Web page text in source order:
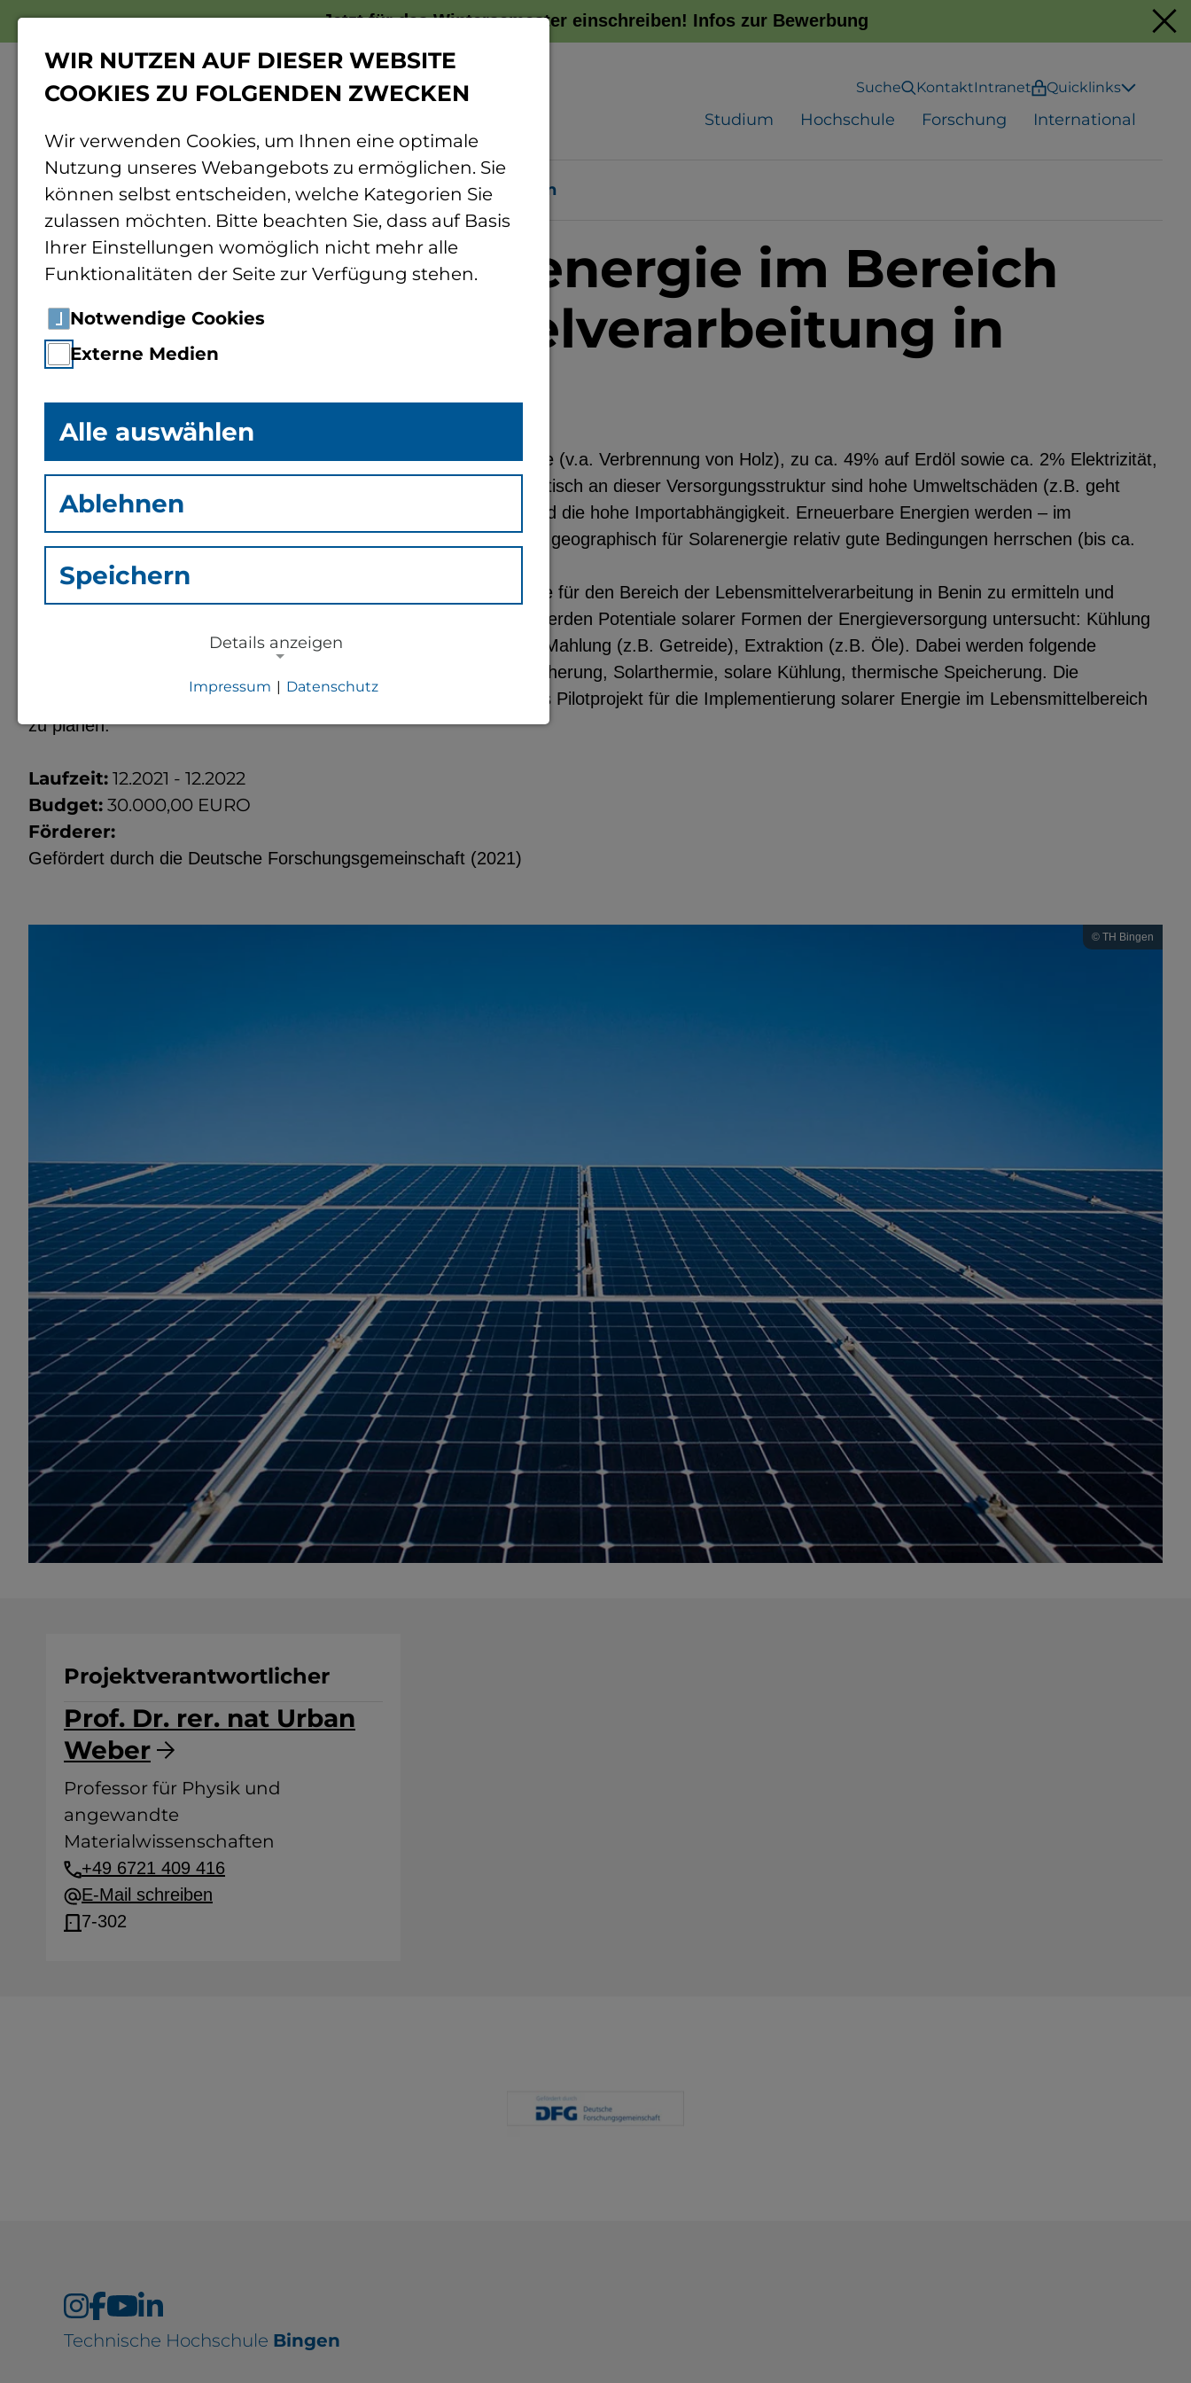
Jetzt für das Wintersemester einschreiben! Infos zur Bewerbung
Suche KontaktIntranet Quicklinks
Studium Hochschule Forschung International
Home Forschung Rund ums Forschen Projekte Benin
Potential für Solarenergie im Bereich
der Nahrungsmittelverarbeitung in
Benin
Die Energieversorgung von Benin beruht zu ca. 49% auf Biomasse (v.a. Verbrennung von Holz), zu ca. 49% auf Erdöl sowie ca. 2% Elektrizität,
die überwiegend aus Ghana und Nigeria importiert wird. Problematisch an dieser Versorgungsstruktur sind hohe Umweltschäden (z.B. geht
Biomassenutzung auf Kosten der Savannen- und Waldflächen) und die hohe Importabhängigkeit. Erneuerbare Energien werden – im
afrikanischen Vergleich – in Benin noch sehr wenig genutzt, wobei geographisch für Solarenergie relativ gute Bedingungen herrschen (bis ca.
2000 Sonnenstunden pro Jahr).
Das Projekt soll einen Beitrag leisten, das Potential solarer Energie für den Bereich der Lebensmittelverarbeitung in Benin zu ermitteln und
spezifische Hemmnisse zu identifizieren. Für folgende Prozesse werden Potentiale solarer Formen der Energieversorgung untersucht: Kühlung
(z.B. Obst und Gemüse), Trocknung, Pasteurisation (z.B. Säfte), Mahlung (z.B. Getreide), Extraktion (z.B. Öle). Dabei werden folgende
Technologien berücksichtigt: Photovoltaik, elektrochemische Speicherung, Solarthermie, solare Kühlung, thermische Speicherung. Die
Projektergebnisse sollen dazu genutzt werden, ein exemplarisches Pilotprojekt für die Implementierung solarer Energie im Lebensmittelbereich
zu planen.
Laufzeit: 12.2021 - 12.2022
Budget: 30.000,00 EURO
Förderer:
Gefördert durch die Deutsche Forschungsgemeinschaft (2021)
© TH Bingen
Prof. Dr. rer. nat Urban
Weber
Projektverantwortlicher
Professor für Physik und
angewandte
Materialwissenschaften
+49 6721 409 416
E-Mail schreiben
7-302
Technische Hochschule Bingen
WIR NUTZEN AUF DIESER WEBSITE
COOKIES ZU FOLGENDEN ZWECKEN
Wir verwenden Cookies, um Ihnen eine optimale
Nutzung unseres Webangebots zu ermöglichen. Sie
können selbst entscheiden, welche Kategorien Sie
zulassen möchten. Bitte beachten Sie, dass auf Basis
Ihrer Einstellungen womöglich nicht mehr alle
Funktionalitäten der Seite zur Verfügung stehen.
Notwendige Cookies
Externe Medien
Alle auswählen
Ablehnen
Speichern
Details anzeigen
für die generelle Funktionalität der Seite (immer
notwendig).
Seitenspezifische Erfassung von Benutzerdaten
Impressum | Datenschutz